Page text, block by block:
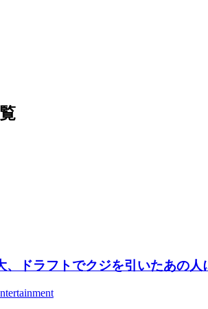
、ドラフトでクジを引いたあの